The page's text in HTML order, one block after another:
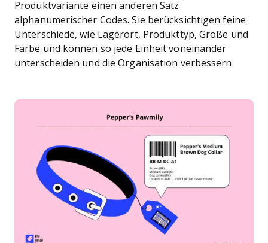
Produktvariante einen anderen Satz
alphanumerischer Codes. Sie berücksichtigen feine
Unterschiede, wie Lagerort, Produkttyp, Größe und
Farbe und können so jede Einheit voneinander
unterscheiden und die Organisation verbessern.